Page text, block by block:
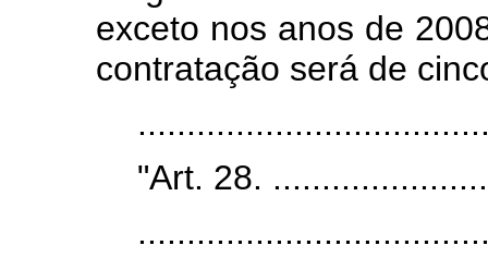
exceto nos anos de
contratação será de
"Art. 28.